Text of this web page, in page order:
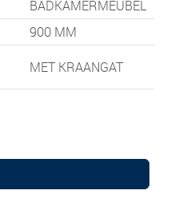
BADKAMERMEUBEL
900 MM
MET KRAANGAT